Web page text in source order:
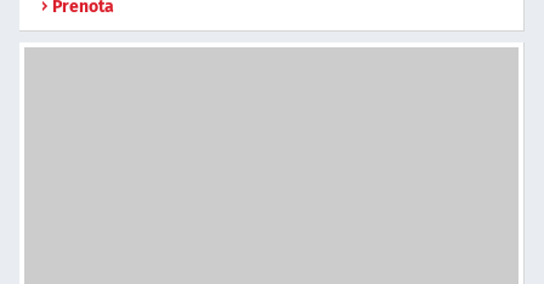
Prenota